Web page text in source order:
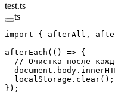
test.ts
ts
import { afterAll,
afterEach (() => {
// Очистка после
  localStorage.
clear();
});